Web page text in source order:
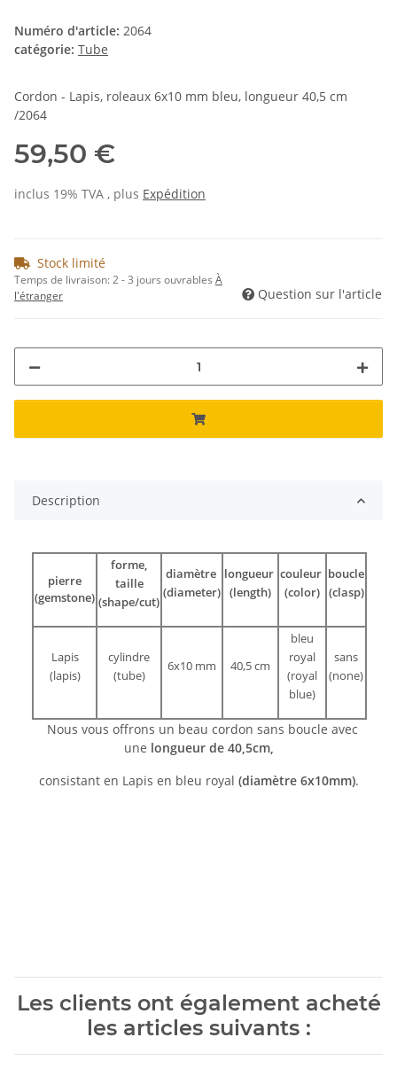
Numéro d'article: 2064
catégorie: Tube
Cordon - Lapis, roleaux 6x10 mm bleu, longueur 40,5 cm
/2064
59,50 €
inclus 19% TVA , plus Expédition
Stock limité
Temps de livraison:2 - 3 jours ouvrables À
l'étranger
Question sur l'article
Description
pierre
(gemstone)
forme,
taille
(shape/cut)
diamètre
(diameter)
longueur
(length)
couleur
(color)
boucle
(clasp)
Lapis
(lapis)
cylindre
(tube)
6x10 mm 40,5 cm
bleu
royal
(royal
blue)
sans
(none)
Nous vous offrons un beau cordon sans boucle avec
une longueur de 40,5cm,
consistant en Lapis en bleu royal (diamètre 6x10mm).
Les clients ont également acheté
les articles suivants :